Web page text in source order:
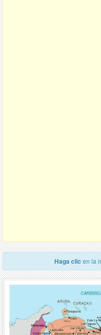
Haga clic en la